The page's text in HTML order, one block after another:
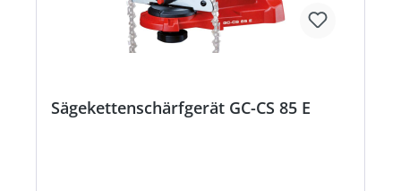
Sägekettenschärfgerät GC-CS 85 E